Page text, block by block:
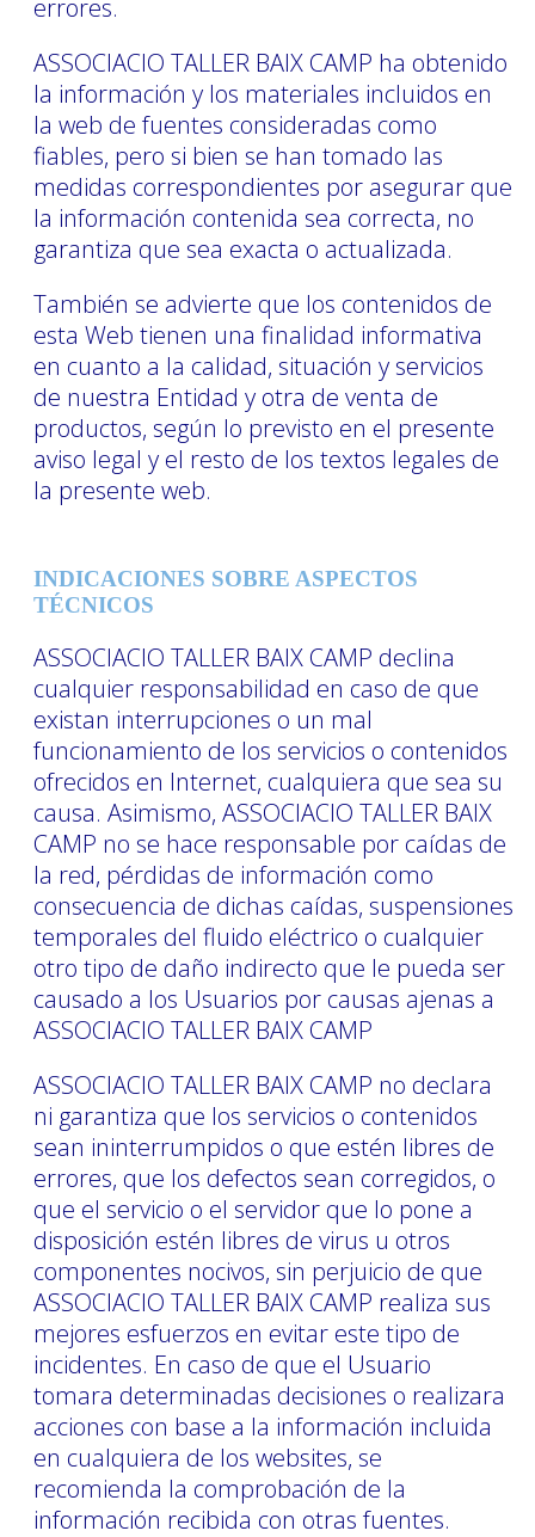
errores.
ASSOCIACIO TALLER BAIX CAMP ha obtenido
la información y los materiales incluidos en
la web de fuentes consideradas como
fiables, pero si bien se han tomado las
medidas correspondientes por asegurar que
la información contenida sea correcta, no
garantiza que sea exacta o actualizada.
También se advierte que los contenidos de
esta Web tienen una finalidad informativa
en cuanto a la calidad, situación y servicios
de nuestra Entidad y otra de venta de
productos, según lo previsto en el presente
aviso legal y el resto de los textos legales de
la presente web.
INDICACIONES SOBRE ASPECTOS
TÉCNICOS
ASSOCIACIO TALLER BAIX CAMP declina
cualquier responsabilidad en caso de que
existan interrupciones o un mal
funcionamiento de los servicios o contenidos
ofrecidos en Internet, cualquiera que sea su
causa. Asimismo, ASSOCIACIO TALLER BAIX
CAMP no se hace responsable por caídas de
la red, pérdidas de información como
consecuencia de dichas caídas, suspensiones
temporales del fluido eléctrico o cualquier
otro tipo de daño indirecto que le pueda ser
causado a los Usuarios por causas ajenas a
ASSOCIACIO TALLER BAIX CAMP
ASSOCIACIO TALLER BAIX CAMP no declara
ni garantiza que los servicios o contenidos
sean ininterrumpidos o que estén libres de
errores, que los defectos sean corregidos, o
que el servicio o el servidor que lo pone a
disposición estén libres de virus u otros
componentes nocivos, sin perjuicio de que
ASSOCIACIO TALLER BAIX CAMP realiza sus
mejores esfuerzos en evitar este tipo de
incidentes. En caso de que el Usuario
tomara determinadas decisiones o realizara
acciones con base a la información incluida
en cualquiera de los websites, se
recomienda la comprobación de la
información recibida con otras fuentes.